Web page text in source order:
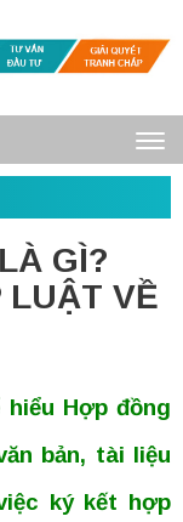
GÌ?
LUẬT VỀ
Hợp đồng
bản, tài liệu
ký kết hợp